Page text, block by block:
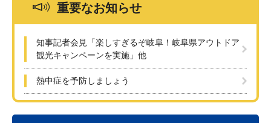
重要なお知らせ
知事記者会見「楽しすぎるぞ岐阜！岐阜県アウトドア
観光キャンペーンを実施」他
熱中症を予防しましょう